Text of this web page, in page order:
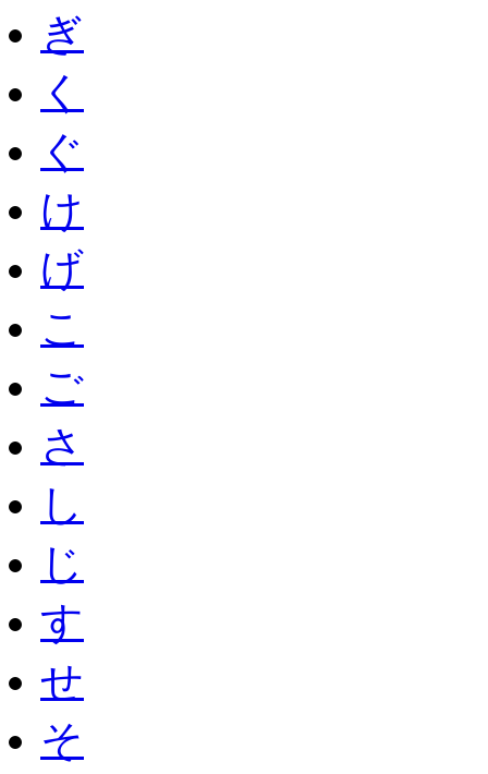
ぎ
く
ぐ
け
げ
こ
ご
さ
し
じ
す
せ
そ